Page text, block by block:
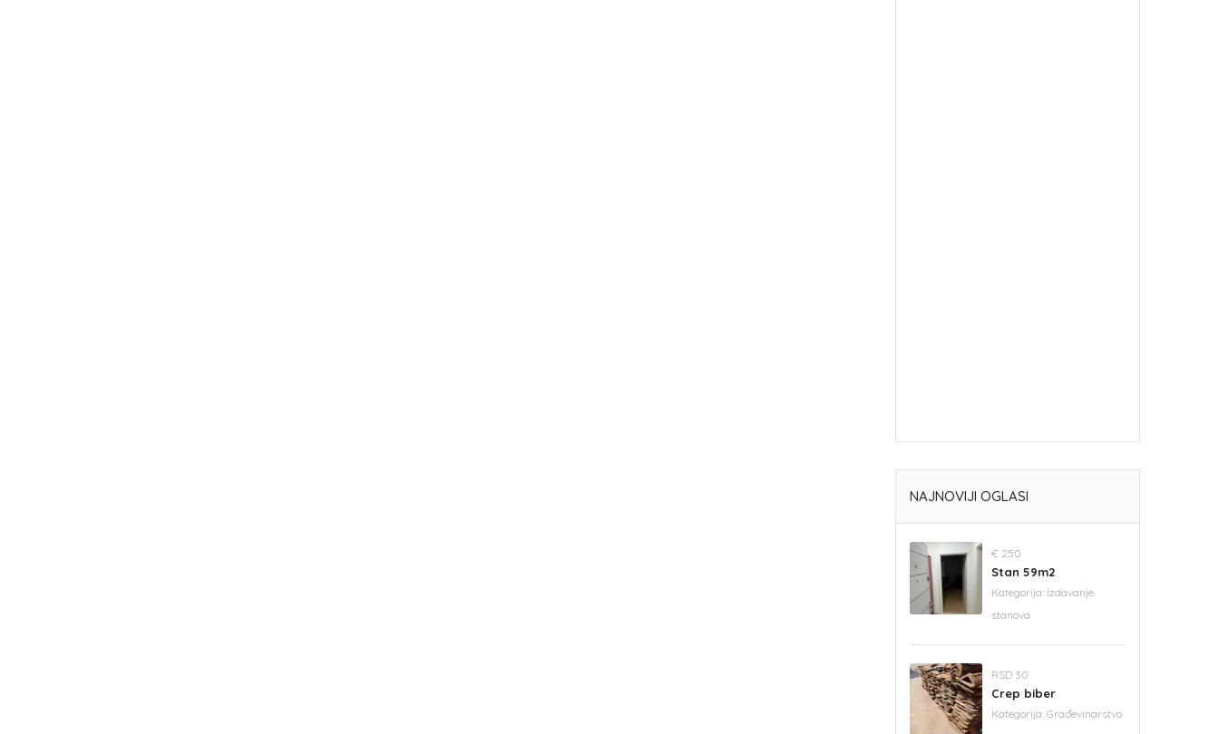
NAJNOVIJI OGLASI
€ 250
Stan 59m2
Kategorija: Izdavanje
stanova
RSD 30
Crep biber
Kategorija: Građevinarstvo